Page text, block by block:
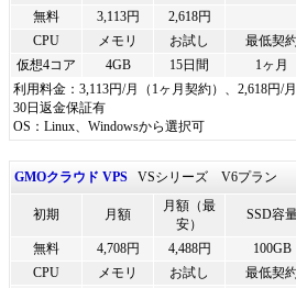
無料 3,113円 2,618円
CPU
メモリ お試し 最低契
仮想4コア
4GB 15日間 1ヶ月
利用料金：3,113円/月（1ヶ月契約）、2,618円/
30日返金保証有
OS：Linux、Windowsから選択可
GMOクラウド VPS VSシリーズ V6プラン
初期 月額
月額（最
安）
SSD容
無料 4,708円 4,488円 100GB
CPU
メモリ お試し 最低契